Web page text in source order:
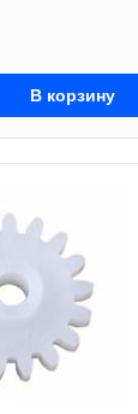
В корзину